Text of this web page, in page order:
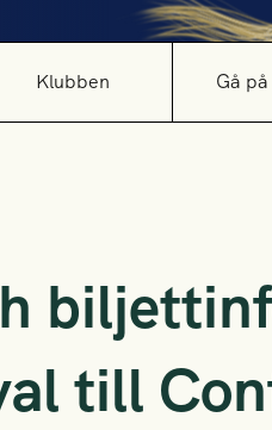
Klubben Gå
till